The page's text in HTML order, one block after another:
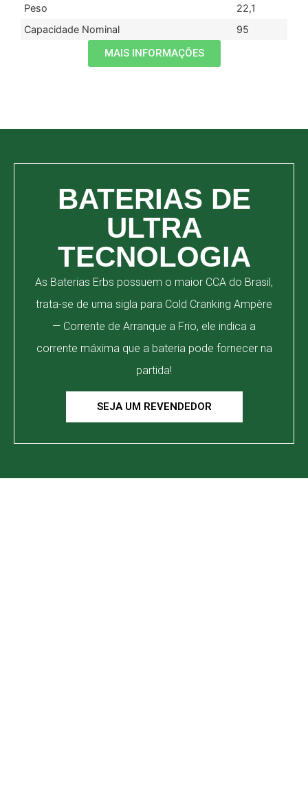
Peso
22,1
Capacidade Nominal
95
MAIS INFORMAÇÕES
BATERIAS DE
ULTRA
TECNOLOGIA
As Baterias Erbs possuem o maior CCA do Brasil,
trata-se de uma sigla para Cold Cranking Ampère
— Corrente de Arranque a Frio, ele indica a
corrente máxima que a bateria pode fornecer na
partida!
SEJA UM REVENDEDOR